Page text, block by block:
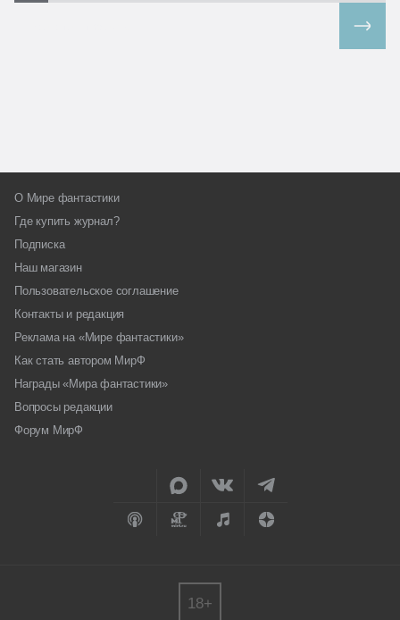
О Мире фантастики
Где купить журнал?
Подписка
Наш магазин
Пользовательское соглашение
Контакты и редакция
Реклама на «Мире фантастики»
Как стать автором МирФ
Награды «Мира фантастики»
Вопросы редакции
Форум МирФ
18+